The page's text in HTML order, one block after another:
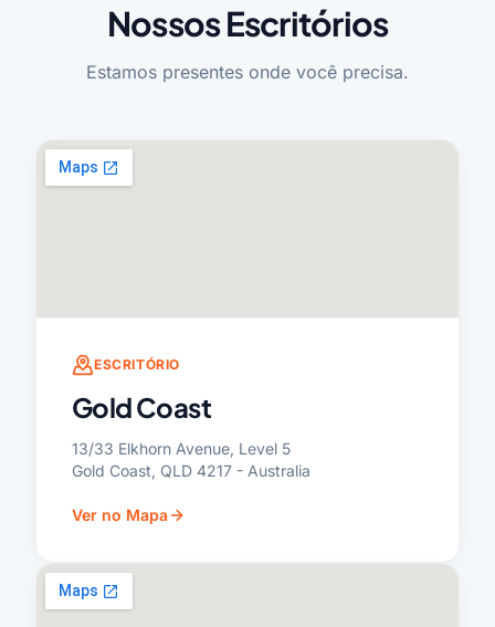
Nossos Escritórios
Estamos presentes onde você precisa.
ESCRITÓRIO
Gold Coast
13/33 Elkhorn Avenue, Level 5
Gold Coast, QLD 4217 - Australia
Ver no Mapa